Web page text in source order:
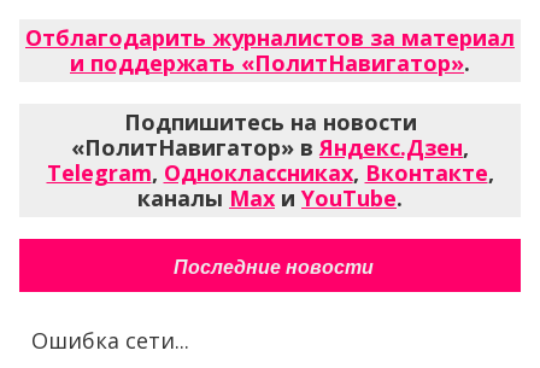
Отблагодарить журналистов за материал
и поддержать «ПолитНавигатор».
Подпишитесь на новости
«ПолитНавигатор» в Яндекс.Дзен,
Telegram, Одноклассниках, Вконтакте,
каналы Max и YouTube.
Последние новости
Ошибка сети...